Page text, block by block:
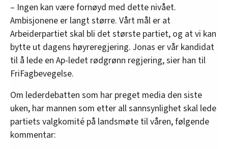
– Ingen kan være fornøyd med dette nivået.
Ambisjonene er langt større. Vårt mål er at
Arbeiderpartiet skal bli det største partiet, og at vi kan
bytte ut dagens høyreregjering. Jonas er vår kandidat
til å lede en Ap-ledet rødgrønn regjering, sier han til
FriFagbevegelse.
Om lederdebatten som har preget media den siste
uken, har mannen som etter all sannsynlighet skal lede
partiets valgkomité på landsmøte til våren, følgende
kommentar: